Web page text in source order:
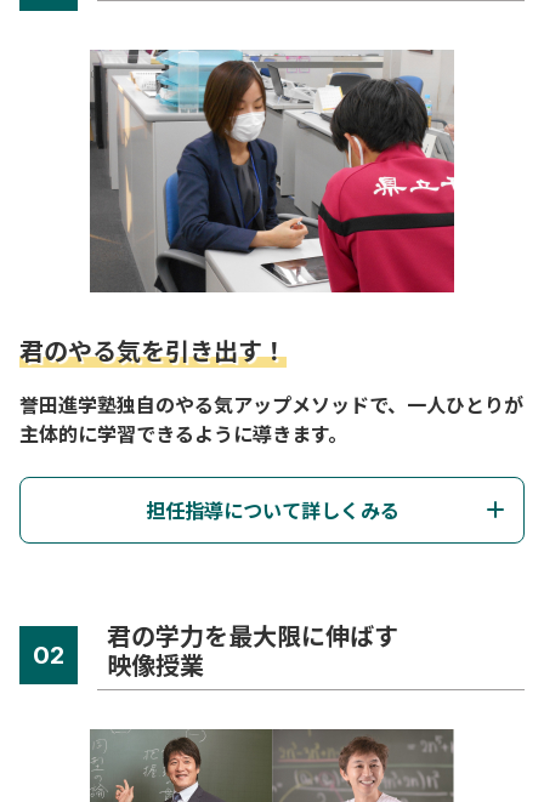
君のやる気を引き出す！
誉田進学塾独自のやる気アップメソッドで、一人ひとりが
主体的に学習できるように導きます。
担任指導について詳しくみる
02
君の学力を最大限に伸ばす
映像授業